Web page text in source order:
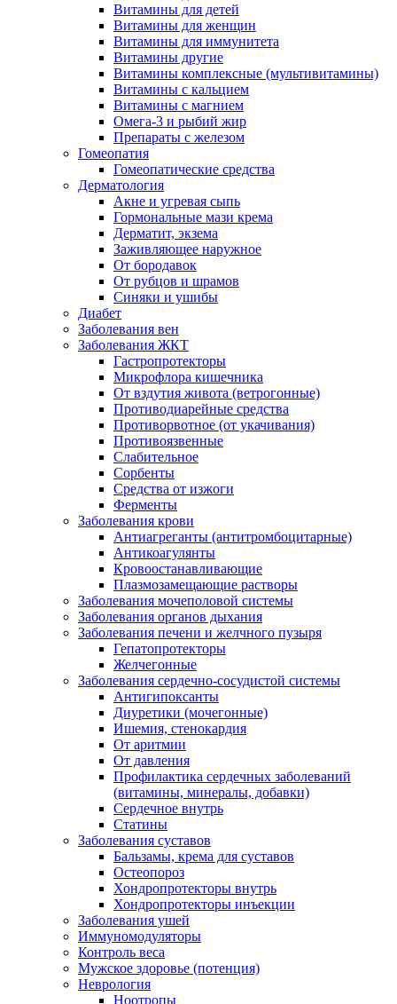
Витамины для детей
Витамины для женщин
Витамины для иммунитета
Витамины другие
Витамины комплексные (мультивитамины)
Витамины с кальцием
Витамины с магнием
Омега-3 и рыбий жир
Препараты с железом
Гомеопатия
Гомеопатические средства
Дерматология
Акне и угревая сыпь
Гормональные мази крема
Дерматит, экзема
Заживляющее наружное
От бородавок
От рубцов и шрамов
Синяки и ушибы
Диабет
Заболевания вен
Заболевания ЖКТ
Гастропротекторы
Микрофлора кишечника
От вздутия живота (ветрогонные)
Противодиарейные средства
Противорвотное (от укачивания)
Противоязвенные
Слабительное
Сорбенты
Средства от изжоги
Ферменты
Заболевания крови
Антиагреганты (антитромбоцитарные)
Антикоагулянты
Кровоостанавливающие
Плазмозамещающие растворы
Заболевания мочеполовой системы
Заболевания органов дыхания
Заболевания печени и желчного пузыря
Гепатопротекторы
Желчегонные
Заболевания сердечно-сосудистой системы
Антигипоксанты
Диуретики (мочегонные)
Ишемия, стенокардия
От аритмии
От давления
Профилактика сердечных заболеваний
(витамины, минералы, добавки)
Сердечное внутрь
Статины
Заболевания суставов
Бальзамы, крема для суставов
Остеопороз
Хондропротекторы внутрь
Хондропротекторы инъекции
Заболевания ушей
Иммуномодуляторы
Контроль веса
Мужское здоровье (потенция)
Неврология
Ноотропы